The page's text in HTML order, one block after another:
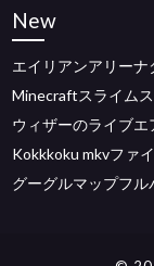
New
エイリアンアリー
Minecraftスライム
ウィザーのライブ
Kokkkoku mkvファ
グーグルマップフ